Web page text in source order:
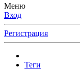
Меню
Вход
Регистрация
Теги